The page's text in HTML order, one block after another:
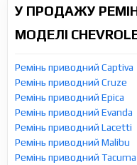
У ПРОДАЖУ
МОДЕЛІ
Ремінь приводний Captiva
Ремінь приводний Cruze
Ремінь приводний Epica
Ремінь приводний Evanda
Ремінь приводний Lacetti
Ремінь приводний Malibu
Ремінь приводний Tacuma